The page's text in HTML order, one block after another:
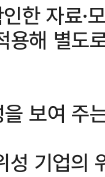
한 자료
용해 별도
보여 주
기업의